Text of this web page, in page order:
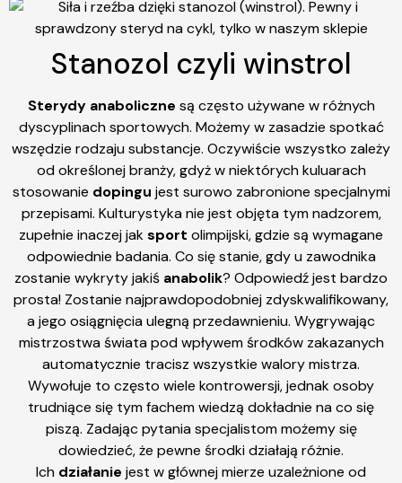
Stanozol czyli winstrol
Sterydy anaboliczne są często używane w różnych
dyscyplinach sportowych. Możemy w zasadzie spotkać
wszędzie rodzaju substancje. Oczywiście wszystko zależy
od określonej branży, gdyż w niektórych kuluarach
stosowanie dopingu jest surowo zabronione specjalnymi
przepisami. Kulturystyka nie jest objęta tym nadzorem,
zupełnie inaczej jaksport olimpijski, gdzie są wymagane
odpowiednie badania. Co się stanie, gdy u zawodnika
zostanie wykryty jakiś anabolik? Odpowiedź jest bardzo
prosta! Zostanie najprawdopodobniej zdyskwalifikowany,
a jego osiągnięcia ulegną przedawnieniu. Wygrywając
mistrzostwa świata pod wpływem środków zakazanych
automatycznie tracisz wszystkie walory mistrza.
Wywołuje to często wiele kontrowersji, jednak osoby
trudniące się tym fachem wiedzą dokładnie na co się
piszą. Zadając pytania specjalistom możemy się
dowiedzieć, że pewne środki działają różnie.
Ich działanie jest w głównej mierze uzależnione od